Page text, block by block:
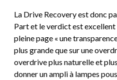
La Drive Recovery est donc
Part et le verdict est excellent
pleine page « une
plus grande que sur une
overdrive plus naturelle et
donner un ampli à lampes